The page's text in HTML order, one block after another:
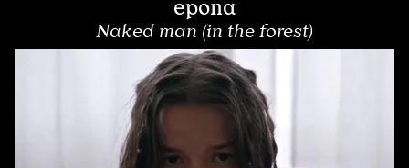
epona
Naked man (in the forest)